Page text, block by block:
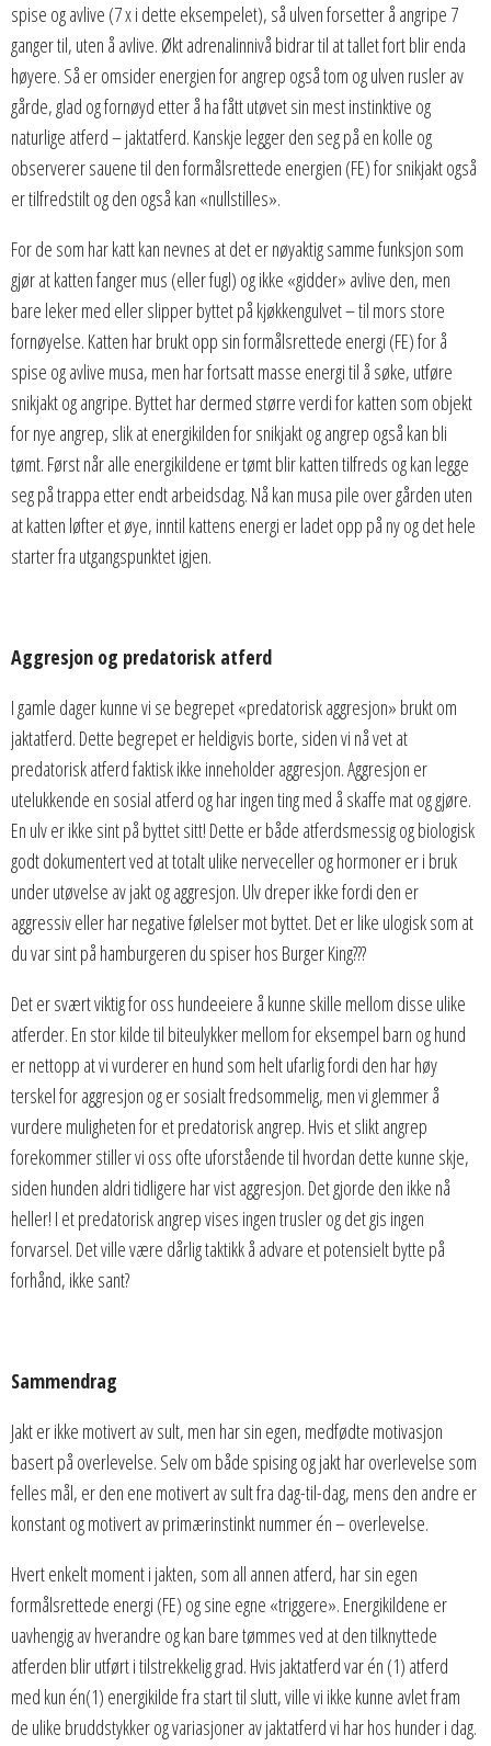
spise og avlive (7 x i dette eksempelet), så ulven forsetter å angripe 7
ganger til, uten å avlive. Økt adrenalinnivå bidrar til at tallet fort blir enda
høyere. Så er omsider energien for angrep også tom og ulven rusler av
gårde, glad og fornøyd etter å ha fått utøvet sin mest instinktive og
naturlige atferd – jaktatferd. Kanskje legger den seg på en kolle og
observerer sauene til den formålsrettede energien (FE) for snikjakt også
er tilfredstilt og den også kan «nullstilles».
For de som har katt kan nevnes at det er nøyaktig samme funksjon som
gjør at katten fanger mus (eller fugl) og ikke «gidder» avlive den, men
bare leker med eller slipper byttet på kjøkkengulvet – til mors store
fornøyelse. Katten har brukt opp sin formålsrettede energi (FE) for å
spise og avlive musa, men har fortsatt masse energi til å søke, utføre
snikjakt og angripe. Byttet har dermed større verdi for katten som objekt
for nye angrep, slik at energikilden for snikjakt og angrep også kan bli
tømt. Først når alle energikildene er tømt blir katten tilfreds og kan legge
seg på trappa etter endt arbeidsdag. Nå kan musa pile over gården uten
at katten løfter et øye, inntil kattens energi er ladet opp på ny og det hele
starter fra utgangspunktet igjen.
Aggresjon og predatorisk atferd
I gamle dager kunne vi se begrepet «predatorisk aggresjon» brukt om
jaktatferd. Dette begrepet er heldigvis borte, siden vi nå vet at
predatorisk atferd faktisk ikke inneholder aggresjon. Aggresjon er
utelukkende en sosial atferd og har ingen ting med å skaffe mat og gjøre.
En ulv er ikke sint på byttet sitt! Dette er både atferdsmessig og biologisk
godt dokumentert ved at totalt ulike nerveceller og hormoner er i bruk
under utøvelse av jakt og aggresjon. Ulv dreper ikke fordi den er
aggressiv eller har negative følelser mot byttet. Det er like ulogisk som at
du var sint på hamburgeren du spiser hos Burger King???
Det er svært viktig for oss hundeeiere å kunne skille mellom disse ulike
atferder. En stor kilde til biteulykker mellom for eksempel barn og hund
er nettopp at vi vurderer en hund som helt ufarlig fordi den har høy
terskel for aggresjon og er sosialt fredsommelig, men vi glemmer å
vurdere muligheten for et predatorisk angrep. Hvis et slikt angrep
forekommer stiller vi oss ofte uforstående til hvordan dette kunne skje,
siden hunden aldri tidligere har vist aggresjon. Det gjorde den ikke nå
heller! I et predatorisk angrep vises ingen trusler og det gis ingen
forvarsel. Det ville være dårlig taktikk å advare et potensielt bytte på
forhånd, ikke sant?
Sammendrag
Jakt er ikke motivert av sult, men har sin egen, medfødte motivasjon
basert på overlevelse. Selv om både spising og jakt har overlevelse som
felles mål, er den ene motivert av sult fra dag-til-dag, mens den andre er
konstant og motivert av primærinstinkt nummer én – overlevelse.
Hvert enkelt moment i jakten, som all annen atferd, har sin egen
formålsrettede energi (FE) og sine egne «triggere». Energikildene er
uavhengig av hverandre og kan bare tømmes ved at den tilknyttede
atferden blir utført i tilstrekkelig grad. Hvis jaktatferd var én (1) atferd
med kun én(1) energikilde fra start til slutt, ville vi ikke kunne avlet fram
de ulike bruddstykker og variasjoner av jaktatferd vi har hos hunder i dag.